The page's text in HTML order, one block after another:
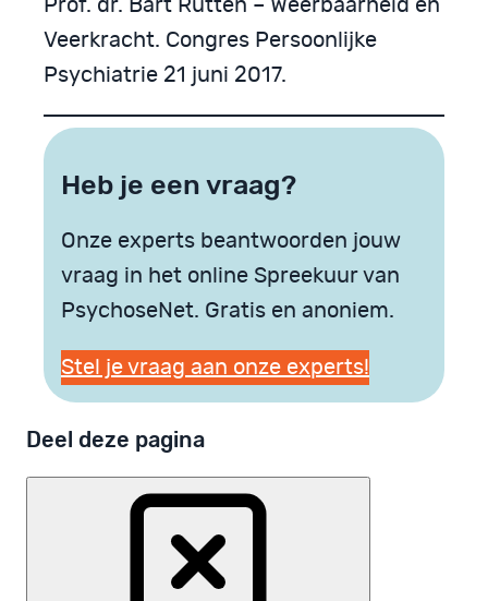
Prof. dr. Bart Rutten – Weerbaarheid en
Veerkracht. Congres Persoonlijke
Psychiatrie 21 juni 2017.
Heb je een vraag?
Onze experts beantwoorden jouw
vraag in het online Spreekuur van
PsychoseNet. Gratis en anoniem.
Stel je vraag aan onze experts!
Deel deze pagina